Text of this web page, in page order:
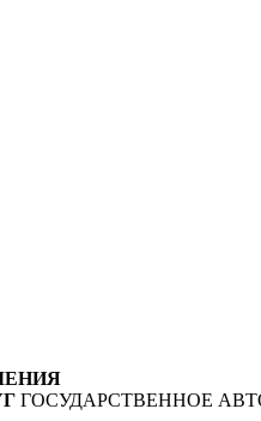
ГОСУДАРСТВЕННОЕ